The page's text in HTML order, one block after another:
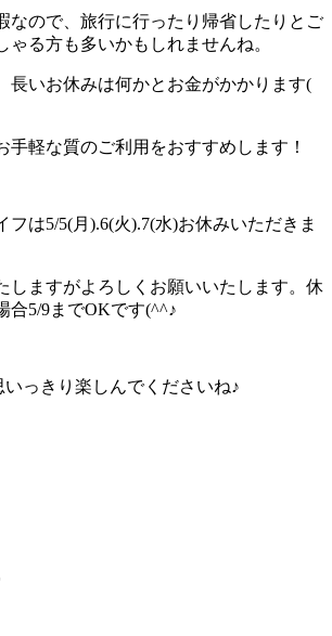
なので、旅行に行ったり帰省したりとご
ゃる方も多いかもしれませんね。
長いお休みは何かとお金がかかります(
手軽な質のご利用をおすすめします！
フは5/5(月).6(火).7(水)お休みいただきま
しますがよろしくお願いいたします。休
合5/9までOKです(^^♪
っきり楽しんでくださいね♪